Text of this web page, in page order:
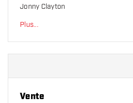
Jonny Clayton
Plus...
Vente